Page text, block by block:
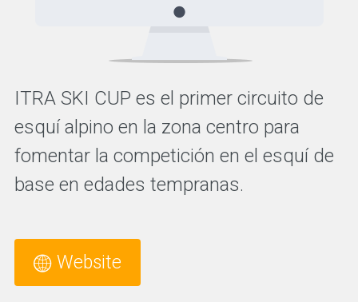
ITRA SKI CUP es el primer circuito de
esquí alpino en la zona centro para
fomentar la competición en el esquí de
base en edades tempranas.
Website